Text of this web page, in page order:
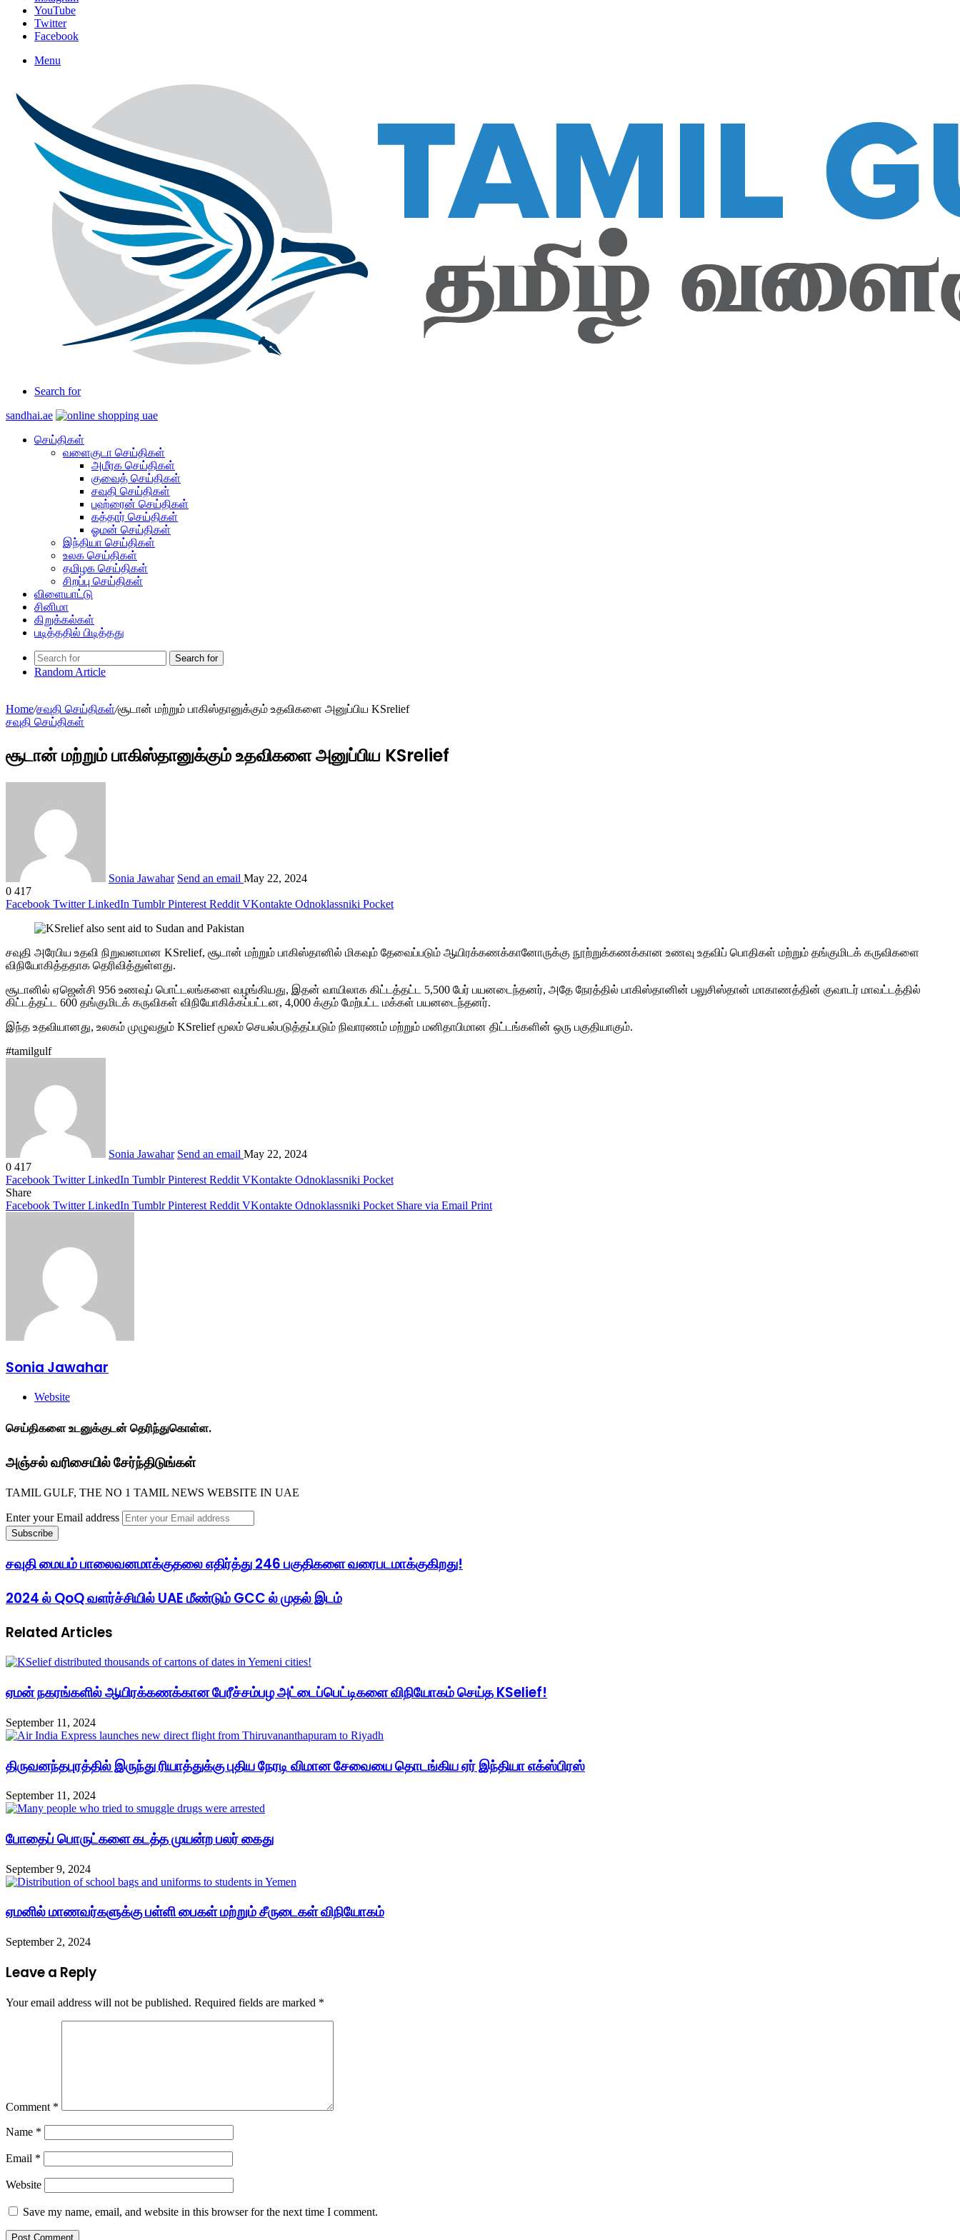
YouTube
Twitter
Facebook
Menu
Search for
sandhai.ae
செய்திகள்
வளைகுடா செய்திகள்
அமீரக செய்திகள்
குவைத் செய்திகள்
சவுதி செய்திகள்
பஹ்ரைன் செய்திகள்
கத்தார் செய்திகள்
ஓமன் செய்திகள்
இந்தியா செய்திகள்
உலக செய்திகள்
தமிழக செய்திகள்
சிறப்பு செய்திகள்
விளையாட்டு
சினிமா
கிறுக்கல்கள்
படித்ததில் பிடித்தது
Search for
Random Article
Home/சவுதி செய்திகள்/சூடான் மற்றும் பாகிஸ்தானுக்கும் உதவிகளை அனுப்பிய KSrelief
சவுதி செய்திகள்
சூடான் மற்றும் பாகிஸ்தானுக்கும் உதவிகளை அனுப்பிய KSrelief
Sonia Jawahar Send an email May 22, 2024
0 417
Facebook Twitter LinkedIn Tumblr Pinterest Reddit VKontakte Odnoklassniki Pocket
சவுதி அரேபிய உதவி நிறுவனமான KSrelief, சூடான் மற்றும் பாகிஸ்தானில் மிகவும் தேவைப்படும் ஆயிரக்கணக்கானோருக்கு நூற்றுக்கணக்கான உணவு உதவிப் பொதிகள் மற்றும் தங்குமிடக் கருவிகளை
விநியோகித்ததாக தெரிவித்துள்ளது.
சூடானில் ஏஜென்சி 956 உணவுப் பொட்டலங்களை வழங்கியது, இதன் வாயிலாக கிட்டத்தட்ட 5,500 பேர் பயனடைந்தனர், அதே நேரத்தில் பாகிஸ்தானின் பலுசிஸ்தான் மாகாணத்தின் குவாடர் மாவட்டத்தில்
கிட்டத்தட்ட 600 தங்குமிடக் கருவிகள் விநியோகிக்கப்பட்டன, 4,000 க்கும் மேற்பட்ட மக்கள் பயனடைந்தனர்.
இந்த உதவியானது, உலகம் முழுவதும் KSrelief மூலம் செயல்படுத்தப்படும் நிவாரணம் மற்றும் மனிதாபிமான திட்டங்களின் ஒரு பகுதியாகும்.
#tamilgulf
Sonia Jawahar Send an email May 22, 2024
0 417
Facebook Twitter LinkedIn Tumblr Pinterest Reddit VKontakte Odnoklassniki Pocket
Share
Facebook Twitter LinkedIn Tumblr Pinterest Reddit VKontakte Odnoklassniki Pocket Share via Email Print
Sonia Jawahar
Website
செய்திகளை உடனுக்குடன் தெரிந்துகொள்ள.
அஞ்சல் வரிசையில் சேர்ந்திடுங்கள்
TAMIL GULF, THE NO 1 TAMIL NEWS WEBSITE IN UAE
Enter your Email address
சவுதி மையம் பாலைவனமாக்குதலை எதிர்த்து 246 பகுதிகளை வரைபடமாக்குகிறது!
2024 ல் QoQ வளர்ச்சியில் UAE மீண்டும் GCC ல் முதல் இடம்
Related Articles
ஏமன் நகரங்களில் ஆயிரக்கணக்கான பேரீச்சம்பழ அட்டைப்பெட்டிகளை விநியோகம் செய்த KSelief!
September 11, 2024
திருவனந்தபுரத்தில் இருந்து ரியாத்துக்கு புதிய நேரடி விமான சேவையை தொடங்கிய ஏர் இந்தியா எக்ஸ்பிரஸ்
September 11, 2024
போதைப் பொருட்களை கடத்த முயன்ற பலர் கைது
September 9, 2024
ஏமனில் மாணவர்களுக்கு பள்ளி பைகள் மற்றும் சீருடைகள் விநியோகம்
September 2, 2024
Leave a Reply
Your email address will not be published. Required fields are marked *
Comment *
Name *
Email *
Website
Save my name, email, and website in this browser for the next time I comment.